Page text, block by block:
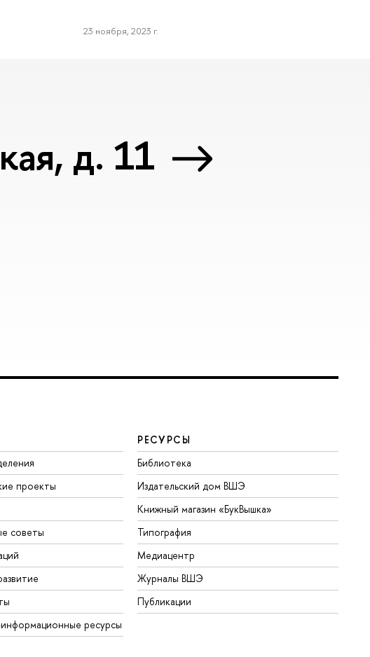
23 ноября, 2023 г.
д. 11
проекты
советы
ресурсы
РЕСУРСЫ
Библиотека
Издательский дом ВШЭ
Книжный магазин «БукВышка»
Типография
Медиацентр
Журналы ВШЭ
Публикации